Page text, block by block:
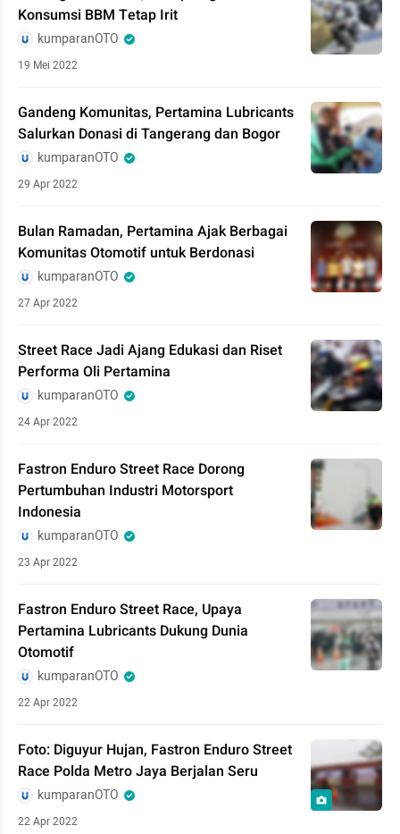
Konsumsi BBM Tetap Irit
kumparanOTO
19 Mei 2022
Gandeng Komunitas, Pertamina Lubricants
Salurkan Donasi di Tangerang dan Bogor
kumparanOTO
29 Apr 2022
Bulan Ramadan, Pertamina Ajak Berbagai
Komunitas Otomotif untuk Berdonasi
kumparanOTO
27 Apr 2022
Street Race Jadi Ajang Edukasi dan Riset
Performa Oli Pertamina
kumparanOTO
24 Apr 2022
Fastron Enduro Street Race Dorong
Pertumbuhan Industri Motorsport
Indonesia
kumparanOTO
23 Apr 2022
Fastron Enduro Street Race, Upaya
Pertamina Lubricants Dukung Dunia
Otomotif
kumparanOTO
22 Apr 2022
Foto: Diguyur Hujan, Fastron Enduro Street
Race Polda Metro Jaya Berjalan Seru
kumparanOTO
22 Apr 2022